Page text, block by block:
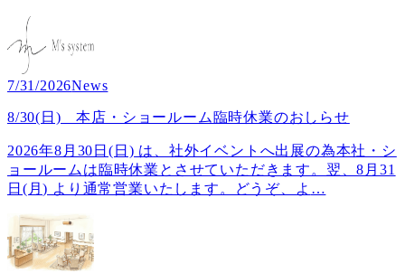
7/31/2026News
8/30(日) 本店・ショールーム臨時休業のおしらせ
2026年8月30日(日) は、社外イベントへ出展の為本社・シ
ョールームは臨時休業とさせていただきます。翌、8月31
日(月) より通常営業いたします。どうぞ、よ …